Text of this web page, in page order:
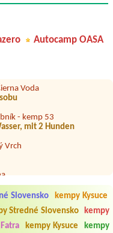
Autocamp OASA
osoby a dve deti
Voda
- kemp 53
mit 2 Hunden
Vrch
Gazárka
Slovensko
kempy Kysuce
Stredné Slovensko
kempy
kempy Kysuce kempy